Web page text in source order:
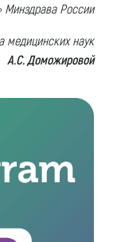
России
медицинских наук
А.С. Доможировой